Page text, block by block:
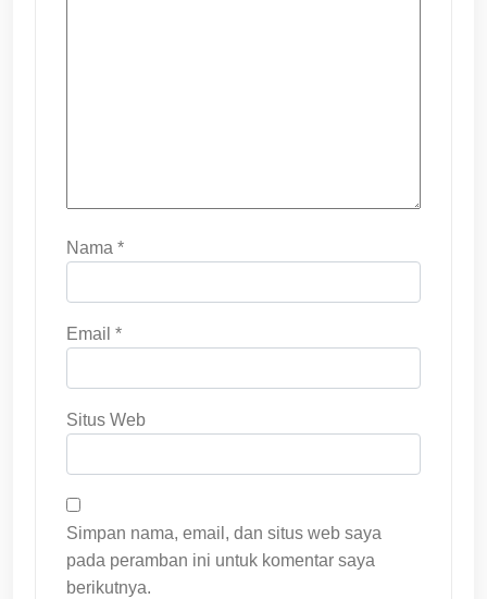
Nama *
Email *
Situs Web
Simpan nama, email, dan situs web saya
pada peramban ini untuk komentar saya
berikutnya.